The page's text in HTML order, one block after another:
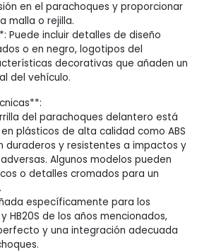
en el parachoques y proporcionar
malla o rejilla.
Puede incluir detalles de diseño
o en negro, logotipos del
decorativas que añaden un
del vehículo.
del parachoques delantero está
plásticos de alta calidad como ABS
duraderos y resistentes a impactos y
Algunos modelos pueden
o detalles cromados para un
específicamente para los
HB20S de los años mencionados,
y una integración adecuada